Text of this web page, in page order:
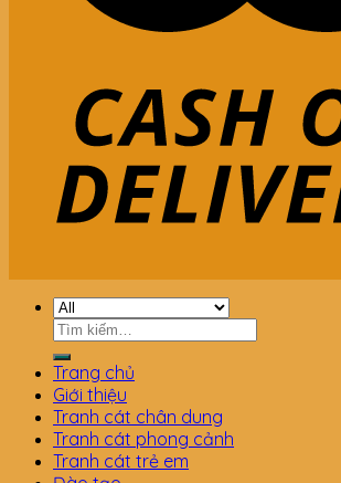
Tìm
kiếm:
Trang chủ
Giới thiệu
Tranh cát chân dung
Tranh cát phong cảnh
Tranh cát trẻ em